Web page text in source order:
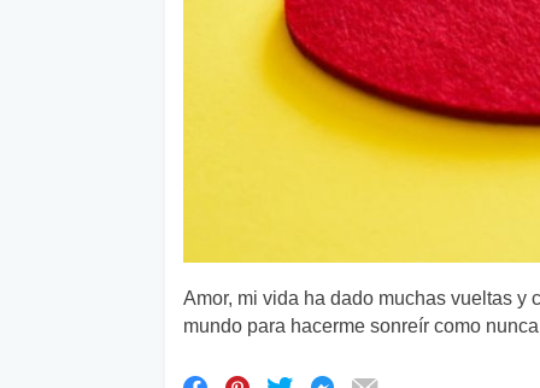
Amor, mi vida ha dado muchas vueltas y
mundo para hacerme sonreír como